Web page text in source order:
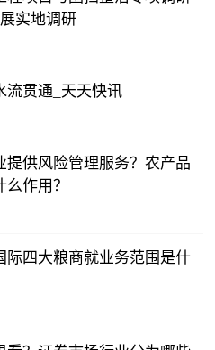
实地调研
流贯通_天天快讯
供风险管理服务？农产品
作用？
际四大粮商就业务范围是什